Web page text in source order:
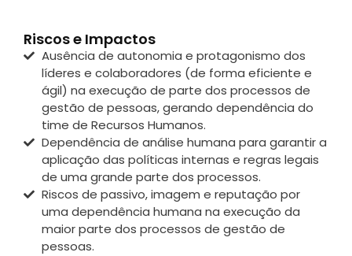
Riscos e Impactos
Ausência de autonomia e protagonismo dos
líderes e colaboradores (de forma eficiente e
ágil) na execução de parte dos processos de
gestão de pessoas, gerando dependência do
time de Recursos Humanos.
Dependência de análise humana para garantir a
aplicação das políticas internas e regras legais
de uma grande parte dos processos.
Riscos de passivo, imagem e reputação por
uma dependência humana na execução da
maior parte dos processos de gestão de
pessoas.